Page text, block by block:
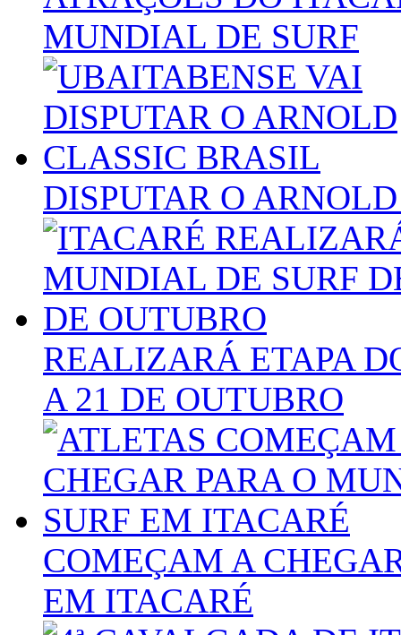
MUNDIAL DE SURF
DISPUTAR O
REALIZARÁ ETAPA
A 21 DE OUTUBRO
COMEÇAM A
EM ITACARÉ